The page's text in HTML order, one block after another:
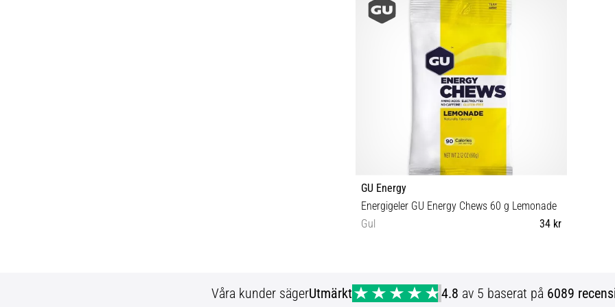
GU Energy
Energigeler GU Energy Chews 60 g Lemonade
Gul
34 kr
Våra kunder sägerUtmärkt 4.8 av 5 baserat på 6089